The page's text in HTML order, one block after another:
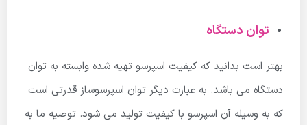
توان دستگاه
بهتر است بدانید که کیفیت اسپرسو تهیه شده وابسته به توان
دستگاه می باشد. به عبارت دیگر توان اسپرسوساز قدرتی است
که به وسیله آن اسپرسو با کیفیت تولید می شود. توصیه ما به